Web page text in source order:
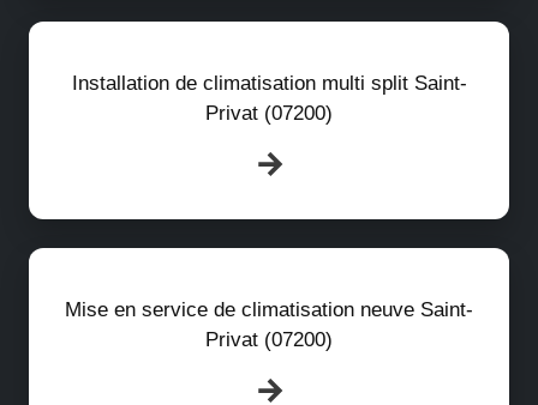
Installation de climatisation multi split Saint-
Privat (07200)
Mise en service de climatisation neuve Saint-
Privat (07200)